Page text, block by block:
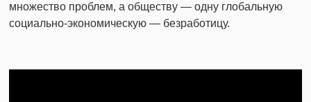
множество проблем, а обществу — одну глобальную
социально-экономическую — безработицу.